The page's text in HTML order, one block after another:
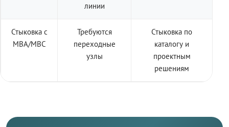
линии
Стыковка с
МВА/МВС
Требуются
переходные
узлы
Стыковка по
каталогу и
проектным
решениям